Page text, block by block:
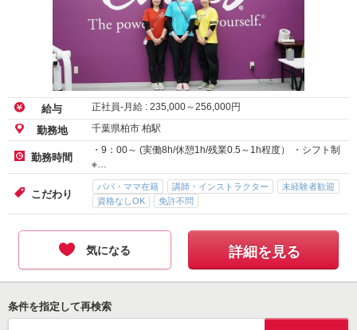
給与 正社員-月給 : 235,000～256,000円
勤務地 千葉県柏市 柏駅
勤務時間
・9：00～ (実働8h/休憩1h/残業0.5～1h程度） ・シフト制
※…
こだわり
パパ・ママ在籍 講師・インストラクター
未経験者歓迎
資格なしOK
免許不問
気になる 詳細を見る
条件を指定して再検索